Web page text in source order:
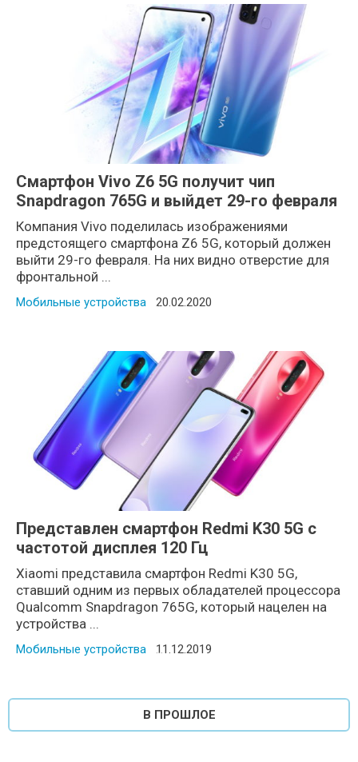
Смартфон Vivo Z6 5G получит чип
Snapdragon 765G и выйдет 29-го февраля
Компания Vivo поделилась изображениями
предстоящего смартфона Z6 5G, который должен
выйти 29-го февраля. На них видно отверстие для
фронтальной ...
Мобильные устройства Posted on
20.02.2020
Представлен смартфон Redmi K30 5G с
частотой дисплея 120 Гц
Xiaomi представила смартфон Redmi K30 5G,
ставший одним из первых обладателей процессора
Qualcomm Snapdragon 765G, который нацелен на
устройства ...
Мобильные устройства Posted on
11.12.2019
В ПРОШЛОЕ